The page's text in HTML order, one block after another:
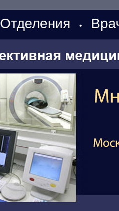
Отделения •